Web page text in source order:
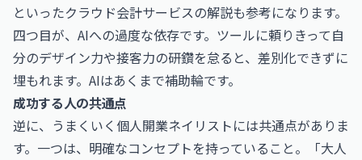
といったクラウド会計サービスの解説も参考になります。
四つ目が、AIへの過度な依存です。ツールに頼りきって自
分のデザイン力や接客力の研鑽を怠ると、差別化できずに
埋もれます。AIはあくまで補助輪です。
成功する人の共通点
逆に、うまくいく個人開業ネイリストには共通点がありま
す。一つは、明確なコンセプトを持っていること。「大人